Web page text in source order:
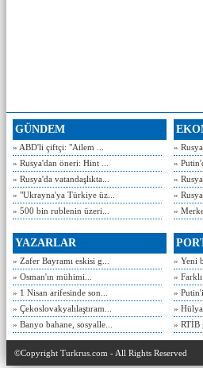
GÜNDEM
» ABD'li çiftçi: "Ailem ...
» Rusya'dan öneri: Hint ...
» Rusya'da vatandaşlıkta...
» "Ukrayna'ya Türkiye üz...
» 500 bin rublenin üzeri...
»
»
»
»
»
YAZARLAR
» Zafer Bayramı eskisi g...
» Osman'ın mühimi...
» 1 Nisan arifesinde son...
» Çekoslovakyalılaştıram...
» Banyo bahane, sosyalle...
» Yeni
»
»
» Hülya
» RTİB
©Copyright Turkrus.com - All Rights Reserved